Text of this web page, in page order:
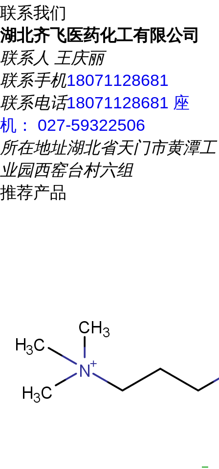
联系我们
湖北齐飞医药化工有限公司
联系人 王庆丽
联系手机18071128681
联系电话18071128681 座
机： 027-59322506
所在地址湖北省天门市黄潭工
业园西窑台村六组
推荐产品